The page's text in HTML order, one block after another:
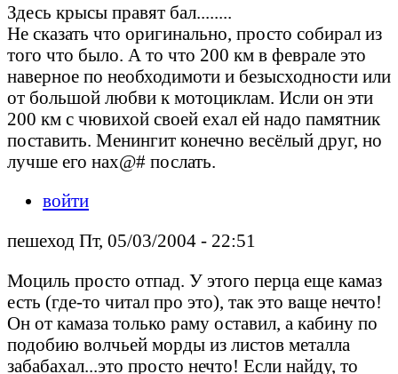
Здесь крысы правят бал........
Не сказать что оригинально, просто собирал из
того что было. А то что 200 км в феврале это
наверное по необходимоти и безысходности или
от большой любви к мотоциклам. Исли он эти
200 км с чювихой своей ехал ей надо памятник
поставить. Менингит конечно весёлый друг, но
лучше его нах@# послать.
войти
пешеход Пт, 05/03/2004 - 22:51
Моциль просто отпад. У этого перца еще камаз
есть (где-то читал про это), так это ваще нечто!
Он от камаза только раму оставил, а кабину по
подобию волчьей морды из листов металла
забабахал...это просто нечто! Если найду, то